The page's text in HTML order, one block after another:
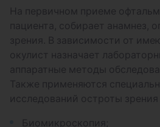
На первичном приеме
пациента, собирает анамнез,
зрения. В зависимости от
окулист назначает
аппаратные методы
Также применяются
исследований остроты зрения
Биомикроскопия;